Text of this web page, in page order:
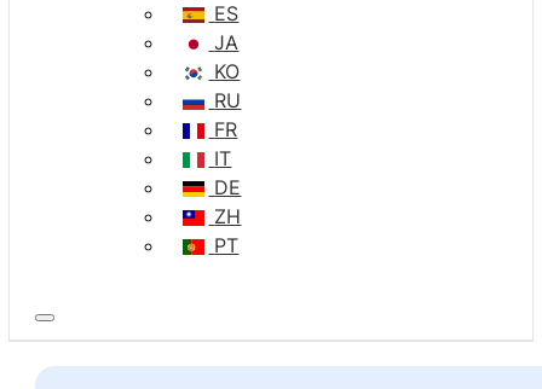
ES
JA
KO
RU
FR
IT
DE
ZH
PT